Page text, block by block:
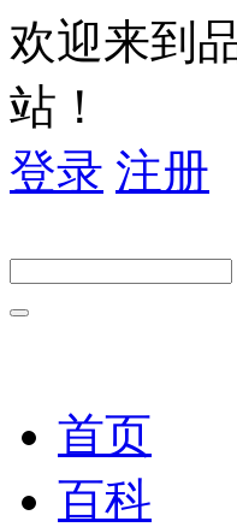
欢迎来到
站！
登录 注册
首页
百科